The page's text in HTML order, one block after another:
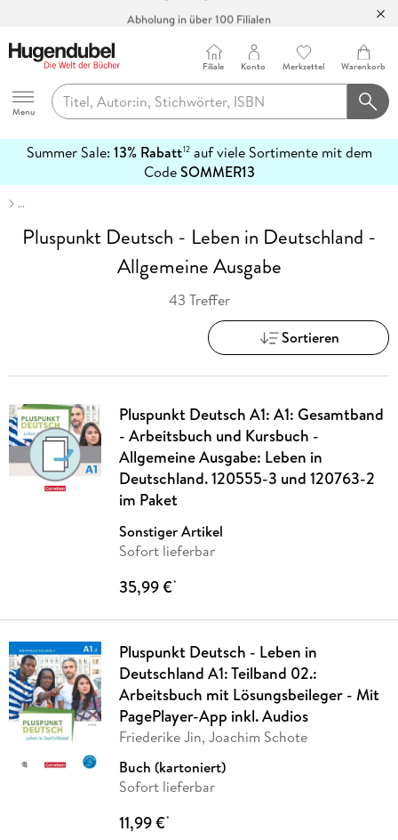
Abholung in über 100 Filialen
Hugendubel
Menu
Filiale Konto Merkzettel Warenkorb
Summer Sale: 13% Rabatt12auf viele Sortimente mit dem
CodeSOMMER13
erfahren
…
Pluspunkt Deutsch - Leben in Deutschland -
Allgemeine Ausgabe
43 Treffer
Sortieren
Pluspunkt Deutsch A1: A1: Gesamtband
- Arbeitsbuch und Kursbuch -
Allgemeine Ausgabe: Leben in
Deutschland. 120555-3 und 120763-2
im Paket
Sonstiger Artikel
Sofort lieferbar
35,99 €*
Pluspunkt Deutsch - Leben in
Deutschland A1: Teilband 02.:
Arbeitsbuch mit Lösungsbeileger - Mit
PagePlayer-App inkl. Audios
Friederike Jin, Joachim Schote
Buch (kartoniert)
Sofort lieferbar
11,99 €*